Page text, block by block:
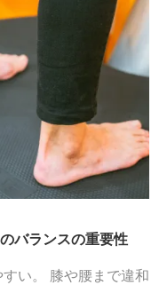
バランスの重要性
い。 膝や腰まで違和